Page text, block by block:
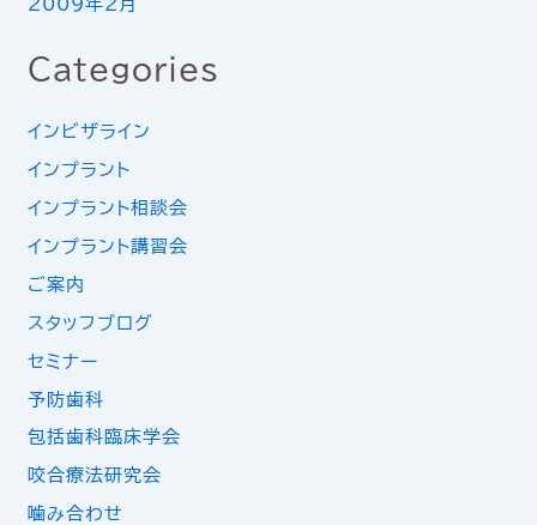
2009年2月
Categories
インビザライン
インプラント
インプラント相談会
インプラント講習会
ご案内
スタッフブログ
セミナー
予防歯科
包括歯科臨床学会
咬合療法研究会
噛み合わせ